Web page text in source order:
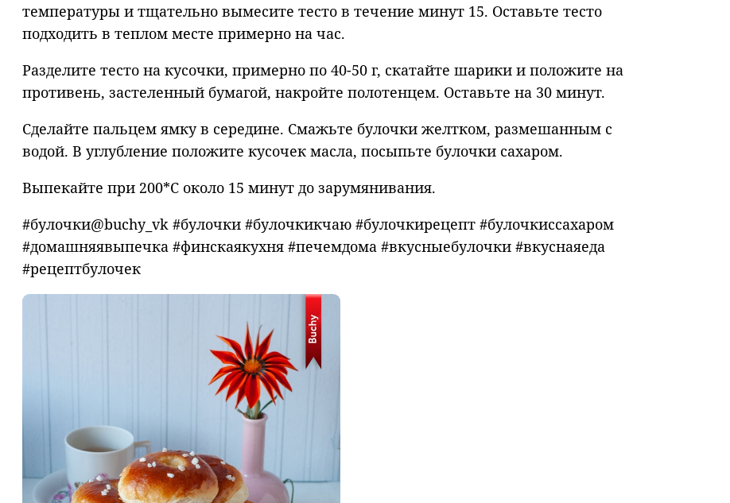
температуры и тщательно вымесите тесто в течение минут 15. Оставьте тесто
подходить в теплом месте примерно на час.
Разделите тесто на кусочки, примерно по 40-50 г, скатайте шарики и положите на
противень, застеленный бумагой, накройте полотенцем. Оставьте на 30 минут.
Сделайте пальцем ямку в середине. Смажьте булочки желтком, размешанным с
водой. В углубление положите кусочек масла, посыпьте булочки сахаром.
Выпекайте при 200*С около 15 минут до зарумянивания.
#булочки@buchy_vk #булочки #булочкикчаю #булочкирецепт #булочкиссахаром
#домашняявыпечка #финскаякухня #печемдома #вкусныебулочки #вкуснаяеда
#рецептбулочек